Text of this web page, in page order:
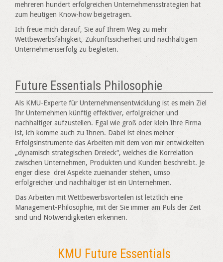
mehreren hundert erfolgreichen Unternehmensstrategien hat
zum heutigen Know-how beigetragen.
Ich freue mich darauf, Sie auf Ihrem Weg zu mehr
Wettbewerbsfähigkeit, Zukunftssicherheit und nachhaltigem
Unternehmenserfolg zu begleiten.
Future Essentials Philosophie
Als KMU-Experte für Unternehmensentwicklung ist es mein Ziel
Ihr Unternehmen künftig effektiver, erfolgreicher und
nachhaltiger aufzustellen. Egal wie groß oder klein Ihre Firma
ist, ich komme auch zu Ihnen. Dabei ist eines meiner
Erfolgsinstrumente das Arbeiten mit dem von mir entwickelten
„dynamisch strategischen Dreieck“, welches die Korrelation
zwischen Unternehmen, Produkten und Kunden beschreibt. Je
enger diese drei Aspekte zueinander stehen, umso
erfolgreicher und nachhaltiger ist ein Unternehmen.
Das Arbeiten mit Wettbewerbsvorteilen ist letztlich eine
Management-Philosophie, mit der Sie immer am Puls der Zeit
sind und Notwendigkeiten erkennen.
KMU Future Essentials